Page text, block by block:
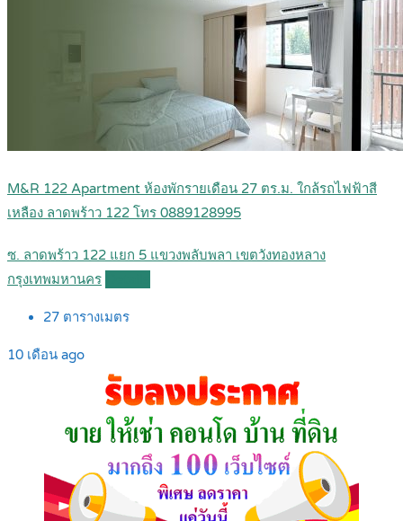
M&R 122 Apartment ห้องพักรายเดือน 27 ตร.ม. ใกล้รถไฟฟ้าสี
เหลือง ลาดพร้าว 122 โทร 0889128995
ซ. ลาดพร้าว 122 แยก 5 แขวงพลับพลา เขตวังทองหลาง
กรุงเทพมหานคร
27 ตารางเมตร
10 เดือน ago